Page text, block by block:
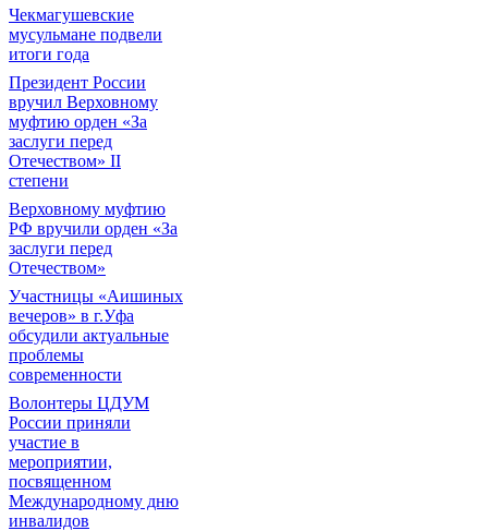
Чекмагушевские
мусульмане подвели
итоги года
Президент России
вручил Верховному
муфтию орден «За
заслуги перед
Отечеством» II
степени
Верховному муфтию
РФ вручили орден «За
заслуги перед
Отечеством»
Участницы «Аишиных
вечеров» в г.Уфа
обсудили актуальные
проблемы
современности
Волонтеры ЦДУМ
России приняли
участие в
мероприятии,
посвященном
Международному дню
инвалидов